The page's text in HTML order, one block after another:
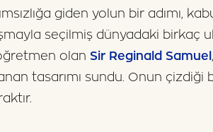
giden yolun bir adımı,
seçilmiş dünyadaki birkaç
olan Sir Reginald Samuel
tasarımı sundu. Onun çizdiği